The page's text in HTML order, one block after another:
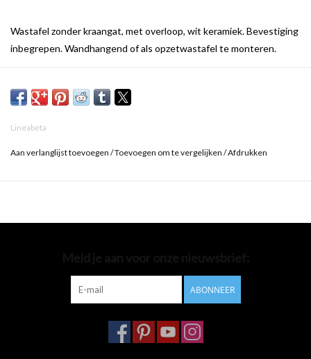
Wastafel zonder kraangat, met overloop, wit keramiek. Bevestiging
inbegrepen. Wandhangend of als opzetwastafel te monteren.
Lineabeta
Aan verlanglijst toevoegen /Toevoegen om te vergelijken /Afdrukken
ABONNEER